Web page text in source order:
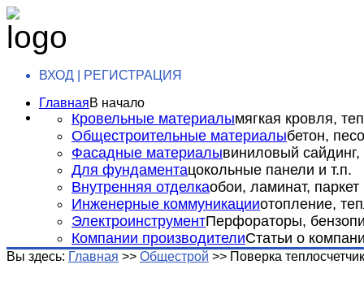
ВХОД | РЕГИСТРАЦИЯ
ГлавнаяВ начало
Кровельные материалымягкая кровля,
Общестроительные материалыбетон,
Фасадные материалывиниловый сайдинг,
Для фундаментацокольные панели и т.п.
Внутренняя отделкаобои, ламинат, паркет
Инженерные коммуникацииотопление,
ЭлектроинструментПерфораторы,
Компании производителиСтатьи о
Вы здесь: Главная >> Общестрой >> Поверка